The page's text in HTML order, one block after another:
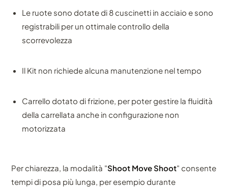
Le ruote sono dotate di 8 cuscinetti in acciaio e sono
registrabili per un ottimale controllo della
scorrevolezza
Il Kit non richiede alcuna manutenzione nel tempo
Carrello dotato di frizione, per poter gestire la fluidità
della carrellata anche in configurazione non
motorizzata
Per chiarezza, la modalità "Shoot Move Shoot" consente
tempi di posa più lunga, per esempio durante